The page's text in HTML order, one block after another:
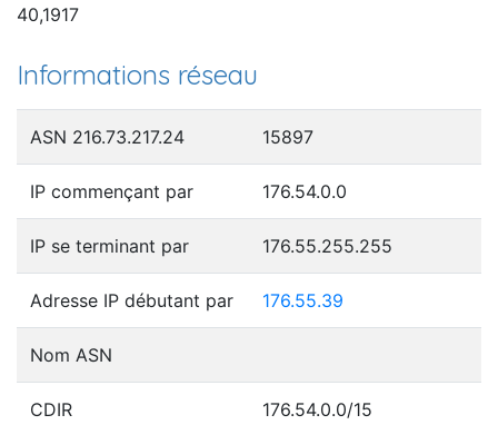
40,1917
Informations réseau
ASN 216.73.217.24 15897
IP commençant par 176.54.0.0
IP se terminant par 176.55.255.255
Adresse IP débutant par 176.55.39
Nom ASN
CDIR 176.54.0.0/15